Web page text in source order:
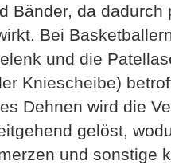
Bänder, da
Bei
und die
Kniescheibe)
Dehnen wird die
gelöst,
und sonstige